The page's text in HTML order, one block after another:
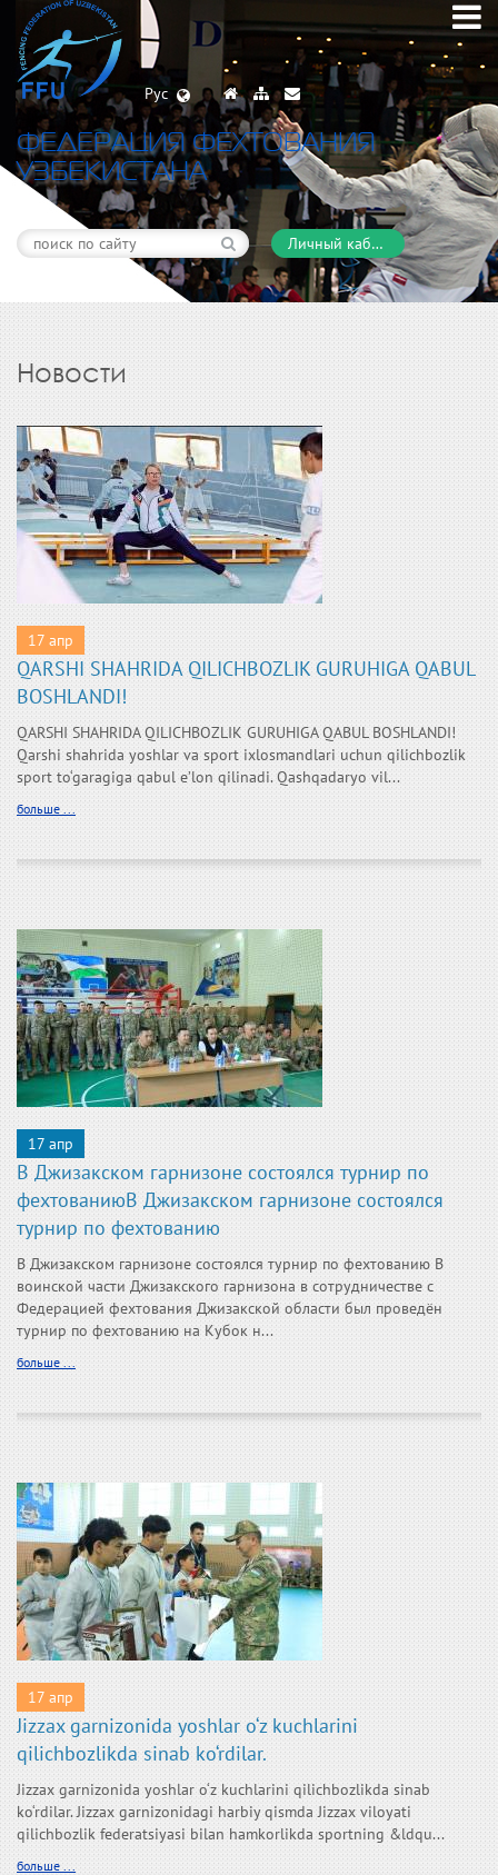
Рус
ФЕДЕРАЦИЯ ФЕХТОВАНИЯ
УЗБЕКИСТАНА
Личный кабинет
Новости
17 апр
QARSHI SHAHRIDA QILICHBOZLIK GURUHIGA QABUL
BOSHLANDI!
QARSHI SHAHRIDA QILICHBOZLIK GURUHIGA QABUL BOSHLANDI!
Qarshi shahrida yoshlar va sport ixlosmandlari uchun qilichbozlik
sport to‘garagiga qabul e’lon qilinadi. Qashqadaryo vil...
больше ...
17 апр
В Джизакском гарнизоне состоялся турнир по
фехтованиюВ Джизакском гарнизоне состоялся
турнир по фехтованию
В Джизакском гарнизоне состоялся турнир по фехтованию В
воинской части Джизакского гарнизона в сотрудничестве с
Федерацией фехтования Джизакской области был проведён
турнир по фехтованию на Кубок н...
больше ...
17 апр
Jizzax garnizonida yoshlar o‘z kuchlarini
qilichbozlikda sinab ko‘rdilar.
Jizzax garnizonida yoshlar o‘z kuchlarini qilichbozlikda sinab
ko‘rdilar. Jizzax garnizonidagi harbiy qismda Jizzax viloyati
qilichbozlik federatsiyasi bilan hamkorlikda sportning &ldqu...
больше ...